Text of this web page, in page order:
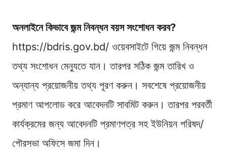
অনলাইনে কিভাবে জন্ম নিবন্ধন বয়স সংশোধন করব?
https://bdris.gov.bd/ ওয়েবসাইটে গিয়ে জন্ম নিবন্ধন
তথ্য সংশোধন মেন্যুতে যান। তারপর সঠিক জন্ম তারিখ ও
অন্যান্য প্রয়োজনীয় তথ্য পূরণ করুন। সবশেষে প্রয়োজনীয়
প্রমাণ আপলোড করে আবেদনটি সাবমিট করুন। তারপর পরবর্তী
কার্যক্রমের জন্য আবেদনটি প্রমাণপত্র সহ ইউনিয়ন পরিষদ/
পৌরসভা অফিসে জমা দিন।